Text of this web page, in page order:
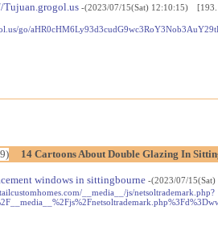
Tujuan.grogol.us -(2023/07/15(Sat) 12:10:15)
go/
14 Cartoons About Double Glazing In
windows in sittingbourne -(2023/07/
__media__/js/netsoltrademark.php?